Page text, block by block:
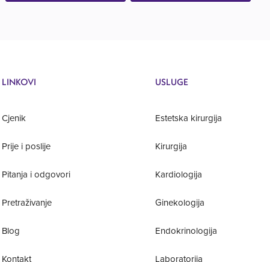
LINKOVI
Cjenik
Prije i poslije
Pitanja i odgovori
Pretraživanje
Blog
Kontakt
USLUGE
Estetska kirurgija
Kirurgija
Kardiologija
Ginekologija
Endokrinologija
Laboratorija